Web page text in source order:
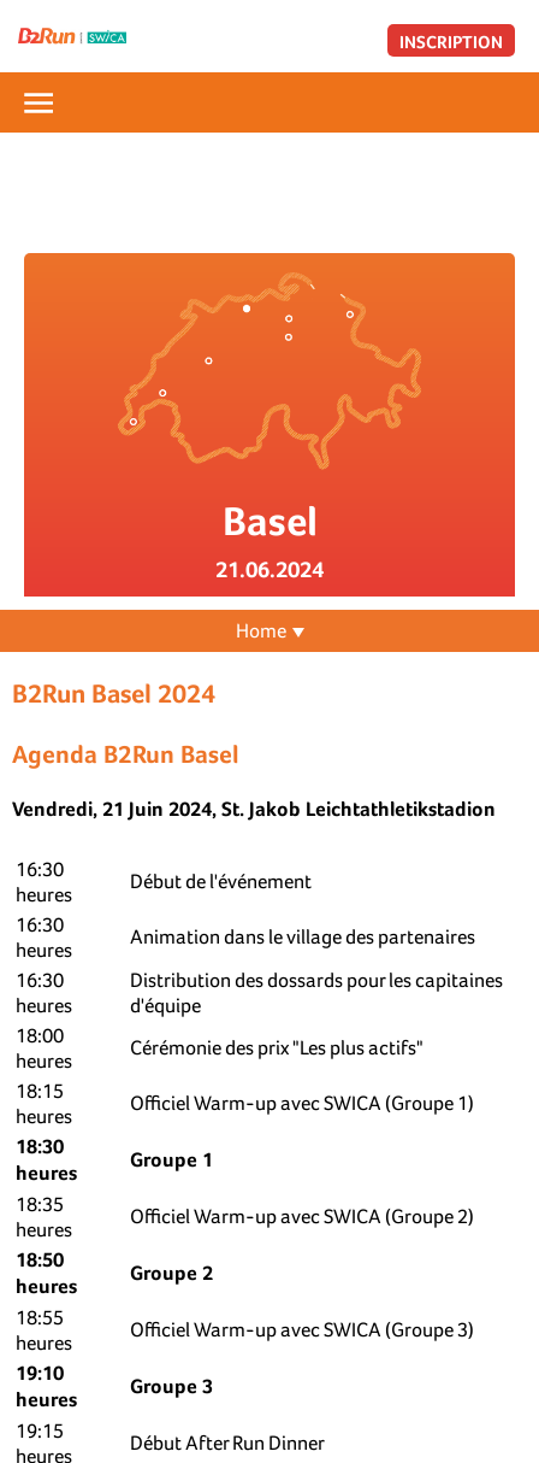
INSCRIPTION
Basel
21.06.2024
Home
B2Run Basel 2024
Agenda B2Run Basel
Vendredi, 21 Juin 2024, St. Jakob Leichtathletikstadion
16:30
heures
Début de l'événement
16:30
heures
Animation dans le village des partenaires
16:30
heures
Distribution des dossards pour les capitaines
d'équipe
18:00
heures
Cérémonie des prix "Les plus actifs"
18:15
heures
Officiel Warm-up avec SWICA (Groupe 1)
18:30
heures
Groupe 1
18:35
heures
Officiel Warm-up avec SWICA (Groupe 2)
18:50
heures
Groupe 2
18:55
heures
Officiel Warm-up avec SWICA (Groupe 3)
19:10
heures
Groupe 3
19:15
heures
Début After Run Dinner